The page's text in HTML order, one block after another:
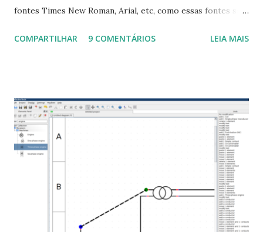
fontes Times New Roman, Arial, etc, como essas fontes são
a Associação Brasileira de Normas Técnicas (ABNT), exige
que contém essas fontes. Ao instalar o GNU/Linux abra o
terminal e execute o comando: $ sudo apt-get install ttf-
mscorefonts-installer Leia os termos de uso e avance
clicando em “Ok” Agora aceite os termos de uso clicando
em “Sim” Pronto agora abra o LibreOffice e veja se as
fontes Times New Roman, Arial estão instaladas. Caso
ocorra algum erro ou precisa reinstalar, execute: $ sudo
apt-get install --reinstall ttf-mscorefonts-installer
COMPARTILHAR 9 COMENTÁRIOS LEIA MAIS